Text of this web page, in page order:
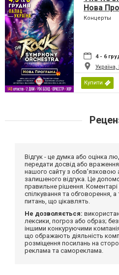
Нова
Концерты
4 - 6
Купити
Відгук - це думка або оцінка
передати досвід або
нашого сайту з обов'язковою
залишеного відгука. Це
правильне рішення. Коментарі
спілкування та обговорення,
питань, що цікавлять.
Не дозволяється:
лексики, погроз або образ;
іншими конкуруючими
що ображають діяльність
розміщення посилань на
реклама та самореклама.